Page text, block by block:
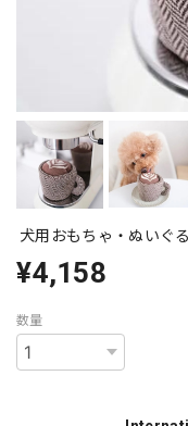
犬用おもちゃ・ぬいぐ
¥4,158
数量